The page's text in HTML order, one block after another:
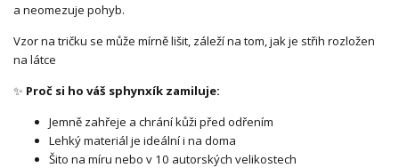
a neomezuje pohyb.
Vzor na tričku se může mírně lišit, záleží na tom, jak je střih rozložen
na látce
✨ Proč si ho váš sphynxík zamiluje:
Jemně zahřeje a chrání kůži před odřením
Lehký materiál je ideální i na doma
Šito na míru nebo v 10 autorských velikostech